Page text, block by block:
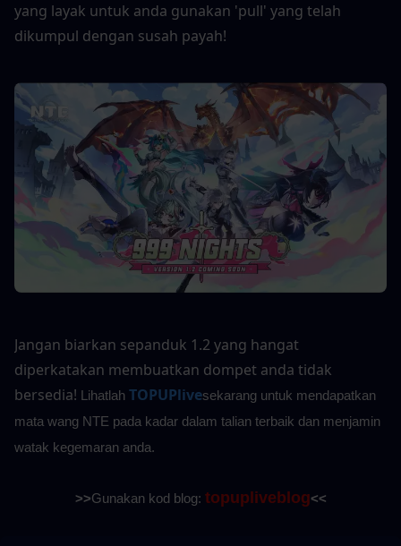
yang layak untuk anda gunakan 'pull' yang telah
dikumpul dengan susah payah!
Jangan biarkan sepanduk 1.2 yang hangat
diperkatakan membuatkan dompet anda tidak
bersedia! Lihatlah TOPUPlivesekarang untuk mendapatkan
mata wang NTE pada kadar dalam talian terbaik dan menjamin
watak kegemaran anda.
>>Gunakan kod blog: topupliveblog<<